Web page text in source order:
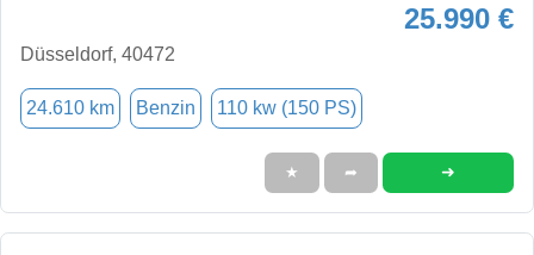
25.990 €
Düsseldorf, 40472
24.610 km Benzin 110 kw (150 PS)
★ ➦ ➜